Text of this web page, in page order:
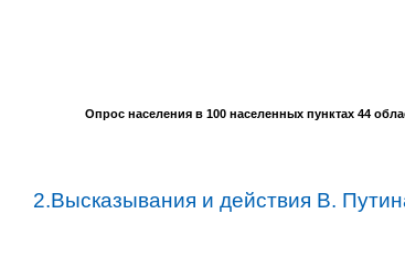
Опрос населения в 100 населенных пунктах 44
2.Высказывания и действия В.